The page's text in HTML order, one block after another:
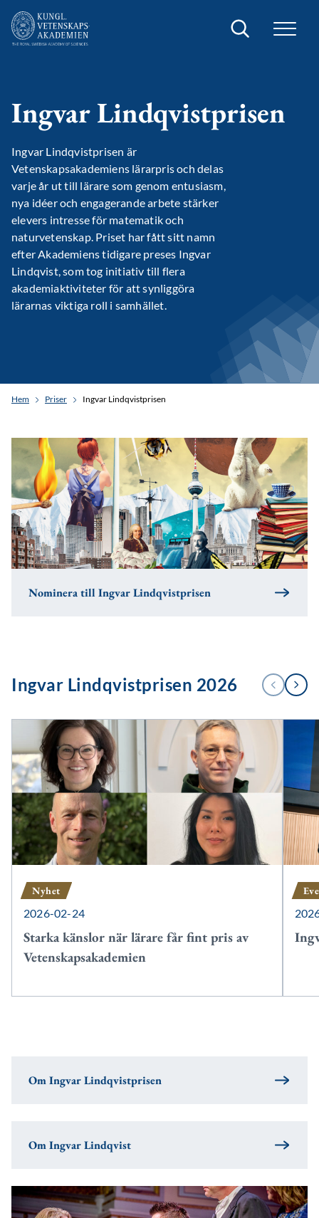
Sök
Ingvar Lindqvistprisen
Ingvar Lindqvistprisen är
Vetenskapsakademiens lärarpris och delas
varje år ut till lärare som genom entusiasm,
nya idéer och engagerande arbete stärker
elevers intresse för matematik och
naturvetenskap. Priset har fått sitt namn
efter Akademiens tidigare preses Ingvar
Lindqvist, som tog initiativ till flera
akademiaktiviteter för att synliggöra
lärarnas viktiga roll i samhället.
Hem Priser Ingvar Lindqvistprisen
Nominera till Ingvar Lindqvistprisen
Ingvar Lindqvistprisen 2026
1
/
FÖREGÅENDE
NÄSTA
Nyhet
2026-02-24
Starka känslor när lärare får fint pris av
Vetenskapsakademien
Om Ingvar Lindqvistprisen
Om Ingvar Lindqvist